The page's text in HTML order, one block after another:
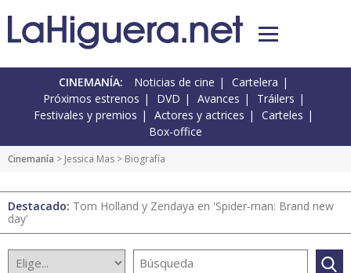
CINEMANÍA: Noticias de cine
Cartelera
Próximos estrenos
DVD Avances
Tráilers
Festivales y premios
Actores y actrices
Carteles
Box-office
Cinemanía > Jessica Mas > Biografía
Destacado: Tom Holland y Zendaya en 'Spider-man: Brand new
day'